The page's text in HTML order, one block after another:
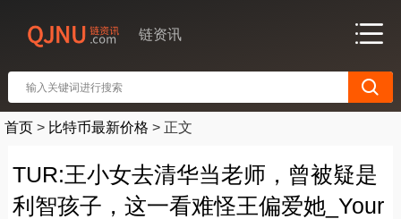
链资讯
首页 > 比特币最新价格 > 正文
TUR:王小女去清华当老师，曾被疑是
利智孩子，这一看难怪王偏爱她_Your